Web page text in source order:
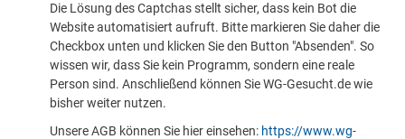
Die Lösung des Captchas stellt sicher, dass kein Bot die
Website automatisiert aufruft. Bitte markieren Sie daher die
Checkbox unten und klicken Sie den Button "Absenden". So
wissen wir, dass Sie kein Programm, sondern eine reale
Person sind. Anschließend können Sie WG-Gesucht.de wie
bisher weiter nutzen.
Unsere AGB können Sie hier einsehen: https://www.wg-